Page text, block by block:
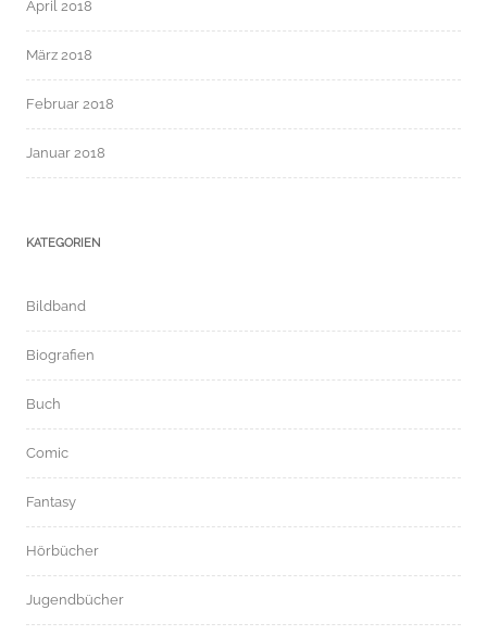
April 2018
März 2018
Februar 2018
Januar 2018
KATEGORIEN
Bildband
Biografien
Buch
Comic
Fantasy
Hörbücher
Jugendbücher